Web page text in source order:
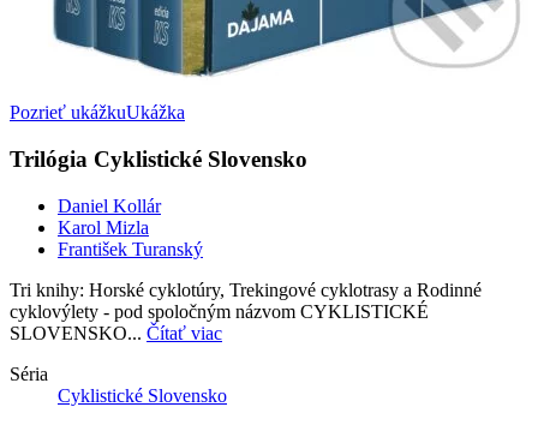
Pozrieť ukážkuUkážka
Trilógia Cyklistické Slovensko
Daniel Kollár
Karol Mizla
František Turanský
Tri knihy: Horské cyklotúry, Trekingové cyklotrasy a Rodinné
cyklovýlety - pod spoločným názvom CYKLISTICKÉ
SLOVENSKO... Čítať viac
Séria
Cyklistické Slovensko